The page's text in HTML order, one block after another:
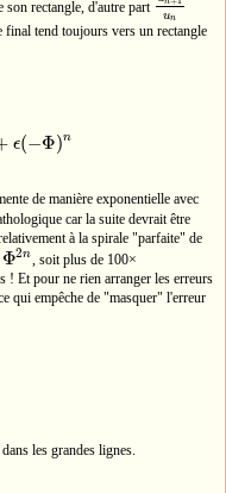
son rectangle, d'autre part
un
un+1u
final tend toujours vers un rectangle
ϵ(−Φ)n
Φ)n
de manière exponentielle avec
car la suite devrait être
à la spirale "parfaite" de
Φ2n
Φ2n , soit plus de 100×
! Et pour ne rien arranger les erreurs
qui empêche de "masquer" l'erreur
les grandes lignes.